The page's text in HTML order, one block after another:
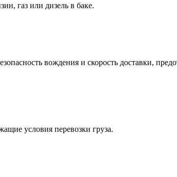
газ или дизель в баке.
вождения и скорость доставки,
условия перевозки груза.